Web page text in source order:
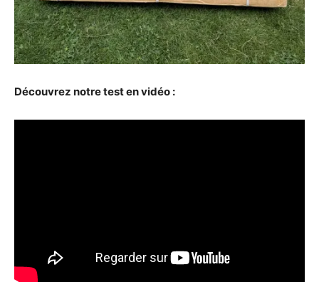
Découvrez notre test en vidéo :